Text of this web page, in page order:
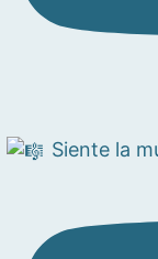
Siente la